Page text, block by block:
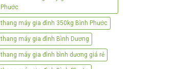
Phước
thang máy gia đình 350kg Bình Phước
thang máy gia đình Bình Dương
thang máy gia đình bình dương giá rẻ